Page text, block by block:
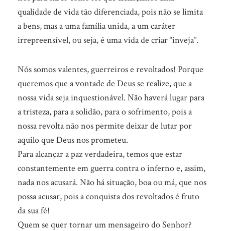
qualidade de vida tão diferenciada, pois não se limita
a bens, mas a uma família unida, a um caráter
irrepreensível, ou seja, é uma vida de criar “inveja”.
Nós somos valentes, guerreiros e revoltados! Porque
queremos que a vontade de Deus se realize, que a
nossa vida seja inquestionável. Não haverá lugar para
a tristeza, para a solidão, para o sofrimento, pois a
nossa revolta não nos permite deixar de lutar por
aquilo que Deus nos prometeu.
Para alcançar a paz verdadeira, temos que estar
constantemente em guerra contra o inferno e, assim,
nada nos acusará. Não há situação, boa ou má, que nos
possa acusar, pois a conquista dos revoltados é fruto
da sua fé!
Quem se quer tornar um mensageiro do Senhor?